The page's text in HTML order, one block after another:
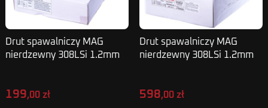
Drut spawalniczy MAG
nierdzewny 308LSi 1.2mm
199,00 zł
Drut spawalniczy MAG
nierdzewny 308LSi 1.2mm
598,00 zł